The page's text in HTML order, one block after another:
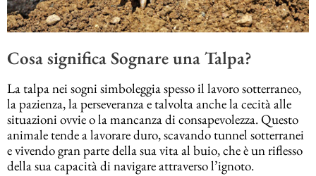
Cosa significa Sognare una Talpa?
La talpa nei sogni simboleggia spesso il lavoro sotterraneo,
la pazienza, la perseveranza e talvolta anche la cecità alle
situazioni ovvie o la mancanza di consapevolezza. Questo
animale tende a lavorare duro, scavando tunnel sotterranei
e vivendo gran parte della sua vita al buio, che è un riflesso
della sua capacità di navigare attraverso l’ignoto.